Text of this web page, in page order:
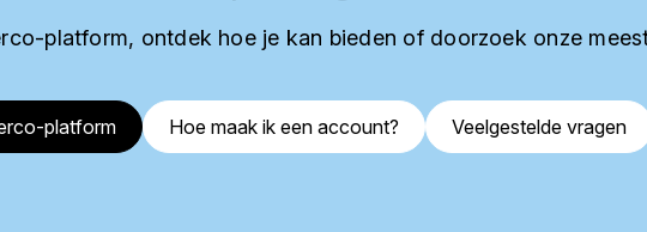
platform, ontdek hoe je kan bieden of doorzoek onze
platform Hoe maak ik een account? Veelgestelde vragen